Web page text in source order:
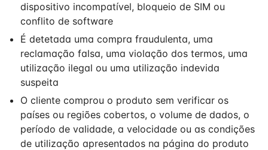
dispositivo incompatível, bloqueio de SIM ou
conflito de software
É detetada uma compra fraudulenta, uma
reclamação falsa, uma violação dos termos, uma
utilização ilegal ou uma utilização indevida
suspeita
O cliente comprou o produto sem verificar os
países ou regiões cobertos, o volume de dados, o
período de validade, a velocidade ou as condições
de utilização apresentados na página do produto